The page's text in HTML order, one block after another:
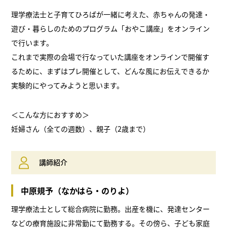
理学療法士と子育てひろばが一緒に考えた、赤ちゃんの発達・
遊び・暮らしのためのプログラム「おやこ講座」をオンライン
で行います。
これまで実際の会場で行なっていた講座をオンラインで開催す
るために、まずはプレ開催として、どんな風にお伝えできるか
実験的にやってみようと思います。
＜こんな方におすすめ＞
妊婦さん（全ての週数）、親子（2歳まで）
講師紹介
中原規予（なかはら・のりよ）
理学療法士として総合病院に勤務。出産を機に、発達センター
などの療育施設に非常勤にて勤務する。その傍ら、子ども家庭